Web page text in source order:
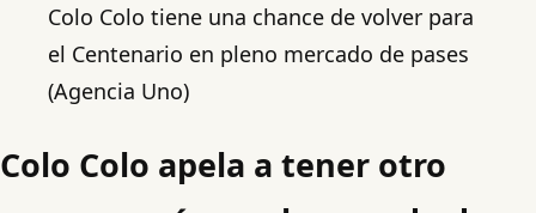
Colo Colo tiene una chance de volver para
el Centenario en pleno mercado de pases
(Agencia Uno)
Colo Colo apela a tener otro